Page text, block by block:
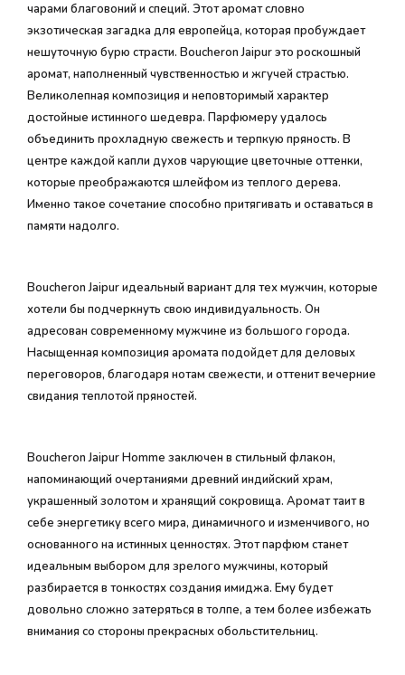
чарами благовоний и специй. Этот аромат словно
экзотическая загадка для европейца, которая пробуждает
нешуточную бурю страсти. Boucheron Jaipur это роскошный
аромат, наполненный чувственностью и жгучей страстью.
Великолепная композиция и неповторимый характер
достойные истинного шедевра. Парфюмеру удалось
объединить прохладную свежесть и терпкую пряность. В
центре каждой капли духов чарующие цветочные оттенки,
которые преображаются шлейфом из теплого дерева.
Именно такое сочетание способно притягивать и оставаться в
памяти надолго.
Boucheron Jaipur идеальный вариант для тех мужчин, которые
хотели бы подчеркнуть свою индивидуальность. Он
адресован современному мужчине из большого города.
Насыщенная композиция аромата подойдет для деловых
переговоров, благодаря нотам свежести, и оттенит вечерние
свидания теплотой пряностей.
Boucheron Jaipur Нomme заключен в стильный флакон,
напоминающий очертаниями древний индийский храм,
украшенный золотом и хранящий сокровища. Аромат таит в
себе энергетику всего мира, динамичного и изменчивого, но
основанного на истинных ценностях. Этот парфюм станет
идеальным выбором для зрелого мужчины, который
разбирается в тонкостях создания имиджа. Ему будет
довольно сложно затеряться в толпе, а тем более избежать
внимания со стороны прекрасных обольстительниц.